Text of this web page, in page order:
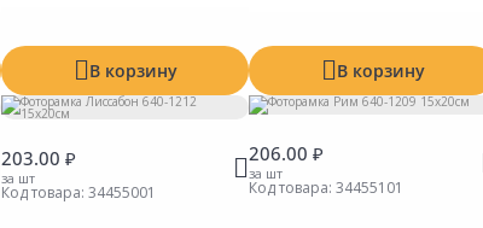
В корзину В корзину
203.00 ₽
за шт
Код товара: 34455001
206.00 ₽
за шт
Код товара: 34455101